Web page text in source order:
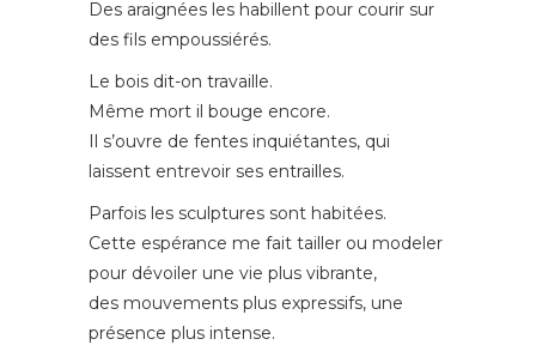
Des araignées les habillent pour courir sur
des fils empoussiérés.
Le bois dit-on travaille.
Même mort il bouge encore.
Il s’ouvre de fentes inquiétantes, qui
laissent entrevoir ses entrailles.
Parfois les sculptures sont habitées.
Cette espérance me fait tailler ou modeler
pour dévoiler une vie plus vibrante,
des mouvements plus expressifs, une
présence plus intense.